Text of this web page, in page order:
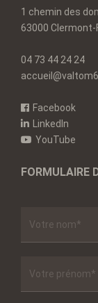
1 chemin des
63000 Clermont-
04 73 44 24 24
Facebook
LinkedIn
YouTube
FORMULAIRE